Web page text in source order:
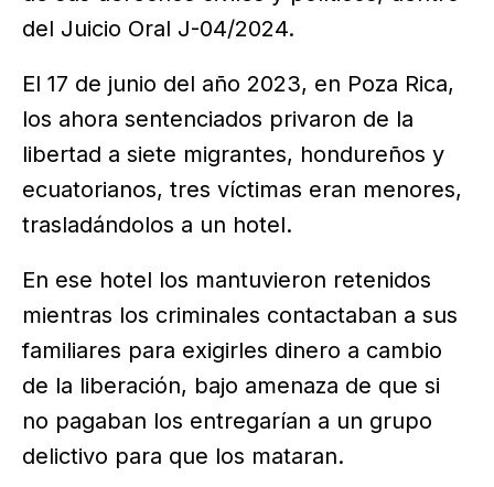
del Juicio Oral J-04/2024.
El 17 de junio del año 2023, en Poza Rica,
los ahora sentenciados privaron de la
libertad a siete migrantes, hondureños y
ecuatorianos, tres víctimas eran menores,
trasladándolos a un hotel.
En ese hotel los mantuvieron retenidos
mientras los criminales contactaban a sus
familiares para exigirles dinero a cambio
de la liberación, bajo amenaza de que si
no pagaban los entregarían a un grupo
delictivo para que los mataran.